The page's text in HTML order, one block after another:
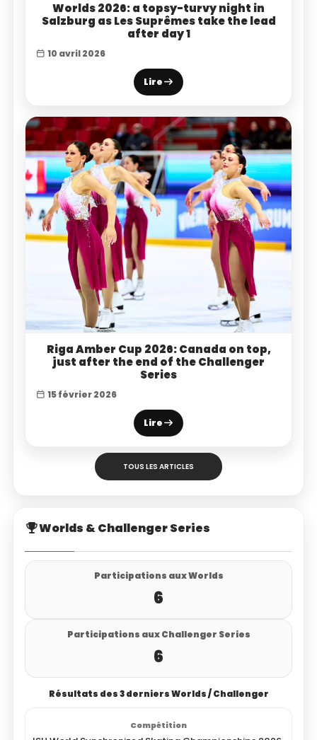
Worlds 2026: a topsy-turvy night in
Salzburg as Les Suprêmes take the lead
after day 1
10 avril 2026
Lire
Riga Amber Cup 2026: Canada on top,
just after the end of the Challenger
Series
15 février 2026
Lire
TOUS LES ARTICLES
Worlds & Challenger Series
Participations aux Worlds
6
Participations aux Challenger Series
6
Résultats des 3 derniers Worlds / Challenger